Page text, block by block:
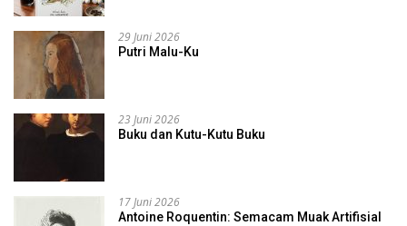
29 Juni 2026
Putri Malu-Ku
23 Juni 2026
Buku dan Kutu-Kutu Buku
17 Juni 2026
Antoine Roquentin: Semacam Muak Artifisial